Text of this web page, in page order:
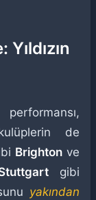
de
Brighton ve
gibi
yakından